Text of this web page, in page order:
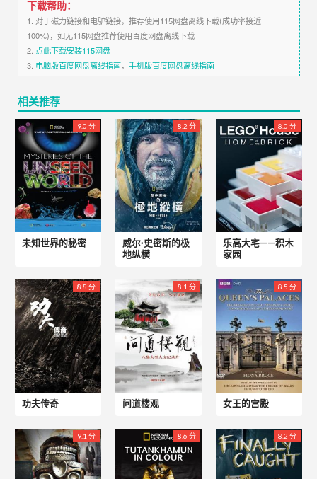
下载帮助：
1. 对于磁力链接和电驴链接，推荐使用115网盘离线下载(成功率接近
100%)，如无115网盘推荐使用百度网盘离线下载
2. 点此下载安装115网盘
3. 电脑版百度网盘离线指南， 手机版百度网盘离线指南
相关推荐
9.0 分
未知世界的秘密
8.2 分
威尔·史密斯的极
地纵横
8.0 分
乐高大宅——积木
家园
8.8 分
功夫传奇
8.1 分
问道楼观
8.5 分
女王的宫殿
9.1 分 8.6 分 8.2 分